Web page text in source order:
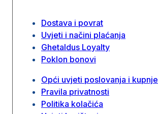
Dostava i povrat
Uvjeti i načini plaćanja
Ghetaldus Loyalty
Poklon bonovi
Opći uvjeti poslovanja i kupnje
Pravila privatnosti
Politika kolačića